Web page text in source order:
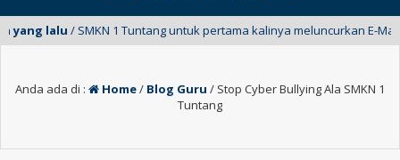
lalu / SMKN 1 Tuntang untuk pertama kalinya meluncurkan E-
Anda ada di : Home/ Blog Guru / Stop Cyber Bullying Ala SMKN 1
Tuntang